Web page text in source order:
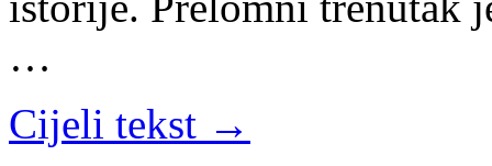
…
Cijeli tekst →